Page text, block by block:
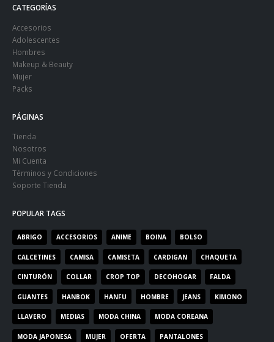
CATEGORÍAS
Accesorios
Adolescentes
Hombres
Makeup & Beauty
Mujer
Packs
PÁGINAS
Tienda
Nosotros
Mi Cuenta
Términos y Condiciones
Soporte Tienda
POPULAR TAGS
ABRIGO ACCESORIOS ANIME BOINA BOLSO
CALCETINES CAMISA CAMISETA CARDIGAN CHAQUETA
CINTURÓN COLLAR CROP TOP DECOHOGAR FALDA
GUANTES HANBOK HANFU HOMBRE JEANS KIMONO
LLAVERO MEDIAS MODA CHINA MODA COREANA
MODA JAPONESA MUJER OFERTA PANTALONES